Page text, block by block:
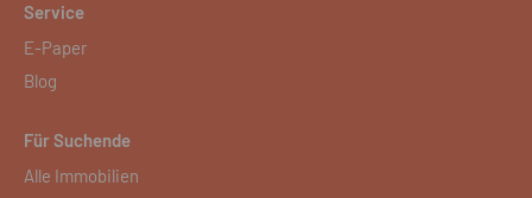
Service
E-Paper
Blog
Für Suchende
Alle Immobilien